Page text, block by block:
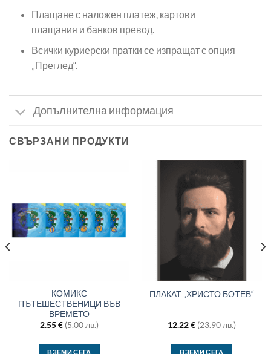
Плащане с наложен платеж, картови
плащания и банков превод.
Всички куриерски пратки се изпращат с опция
„Преглед“.
Допълнителна информация
СВЪРЗАНИ ПРОДУКТИ
КОМИКС
ПЪТЕШЕСТВЕНИЦИ ВЪВ
ВРЕМЕТО
2.55€ (5.00 лв.)
ВЗЕМИ СЕГА
ПЛАКАТ „ХРИСТО БОТЕВ“
12.22€ (23.90 лв.)
ВЗЕМИ СЕГА